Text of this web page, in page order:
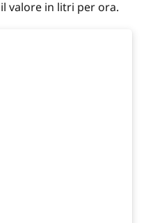
valore in litri per ora.